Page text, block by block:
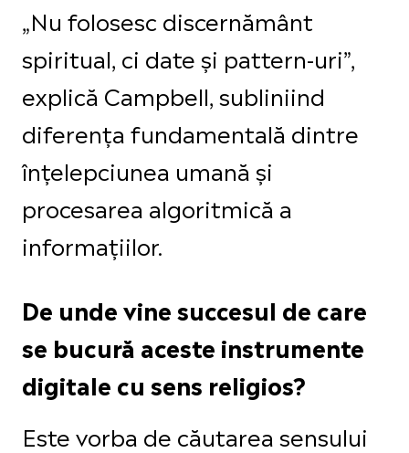
„Nu folosesc discernământ
spiritual, ci date și pattern-uri”,
explică Campbell, subliniind
diferența fundamentală dintre
înțelepciunea umană și
procesarea algoritmică a
informațiilor.
De unde vine succesul de care
se bucură aceste instrumente
digitale cu sens religios?
Este vorba de căutarea sensului